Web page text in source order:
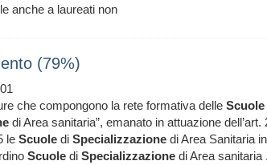
anche a laureati non
(79%)
che compongono la rete formativa delle Scuole
di Area sanitaria”, emanato in attuazione
le Scuole di Specializzazione di Area Sanitaria
Scuole di Specializzazione di Area